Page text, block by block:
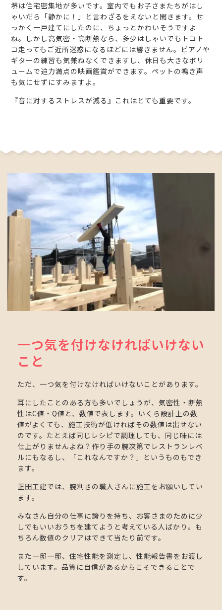
堺は住宅密集地が多いです。室内でもお子さまたちがはし
ゃいだら「静かに！」と言わざるをえないと聞きます。せ
っかく一戸建てにしたのに、ちょっとかわいそうですよ
ね。しかし高気密・高断熱なら、多少はしゃいでもトコト
コ走ってもご近所迷惑になるほどには響きません。ピアノや
ギターの練習も気兼ねなくできますし、休日も大きなボリ
ュームで迫力満点の映画鑑賞ができます。ペットの鳴き声
も気にせずにすみますよ。
『音に対するストレスが減る』これはとても重要です。
一つ気を付けなければいけない
こと
ただ、一つ気を付けなければいけないことがあります。
耳にしたことのある方も多いでしょうが、気密性・断熱
性はC値・Q値と、数値で表します。いくら設計上の数
値がよくても、施工技術が低ければその数値は出せない
のです。たとえば同じレシピで調理しても、同じ味には
仕上がりませんよね？作り手の腕次第でレストランレベ
ルにもなるし、「これなんですか？」というものもでき
ます。
正田工建では、腕利きの職人さんに施工をお願いしてい
ます。
みなさん自分の仕事に誇りを持ち、お客さまのために少
しでもいいおうちを建てようと考えている人ばかり。も
ちろん数値のクリアはできて当たり前です。
また一邸一邸、住宅性能を測定し、性能報告書をお渡し
しています。品質に自信があるからこそできることで
す。